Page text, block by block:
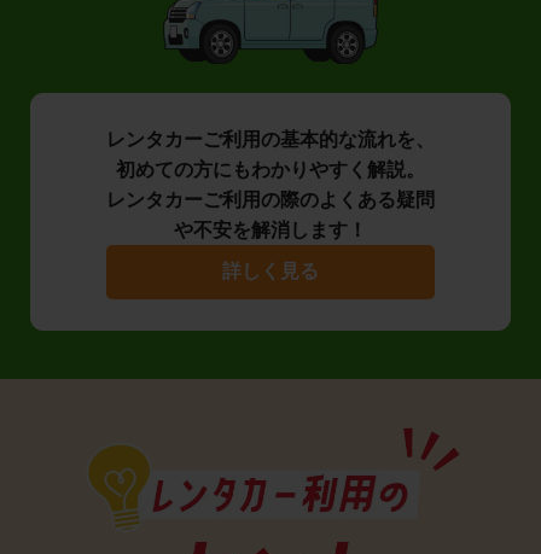
レンタカーご利用の基本的な流れを、
初めての方にもわかりやすく解説。
レンタカーご利用の際のよくある疑問
や不安を解消します！
詳しく見る